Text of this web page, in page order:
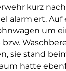
kurz nach
alarmiert. Auf
um
sie stand
hatte